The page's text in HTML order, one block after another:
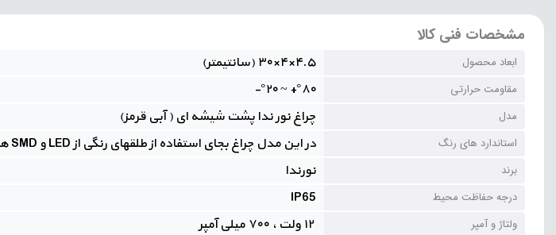
مشخصات فنی کالا
ابعاد محصول ۴.۵×۴×۳۰ (سانتیمتر)
مقاومت حرارتی °۸۰+ ~ °۲۰-
مدل چراغ نور ندا پشت شیشه ای ( آبی قرمز)
استاندارد های رنگ در این مدل چراغ بجای استفاده از طلقهای رنگی از LED و SMD های رنگی استفاده میگردد
برند نورندا
درجه حفاظت محیط IP65
ولتاژ و آمپر ۱۲ ولت ، ۷۰۰ میلی آمپر